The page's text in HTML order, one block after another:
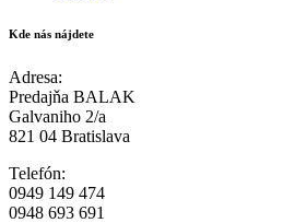
Kde nás nájdete
Adresa:
Predajňa BALAK
Galvaniho 2/a
821 04 Bratislava
Telefón:
0949 149 474
0948 693 691